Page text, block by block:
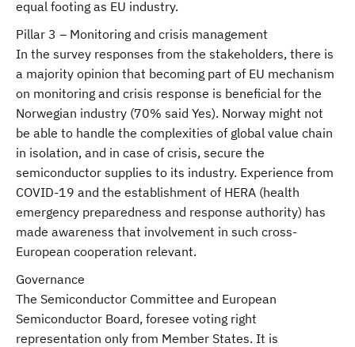
equal footing as EU industry.
Pillar 3 – Monitoring and crisis management
In the survey responses from the stakeholders, there is
a majority opinion that becoming part of EU mechanism
on monitoring and crisis response is beneficial for the
Norwegian industry (70% said Yes). Norway might not
be able to handle the complexities of global value chain
in isolation, and in case of crisis, secure the
semiconductor supplies to its industry. Experience from
COVID-19 and the establishment of HERA (health
emergency preparedness and response authority) has
made awareness that involvement in such cross-
European cooperation relevant.
Governance
The Semiconductor Committee and European
Semiconductor Board, foresee voting right
representation only from Member States. It is